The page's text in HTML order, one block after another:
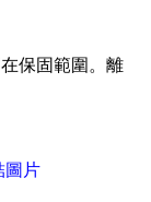
保固範圍。離
圖片